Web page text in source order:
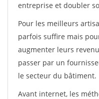
entreprise et doubler
Pour les meilleurs
parfois suffire mais
augmenter leurs
passer par un
le secteur du bâtiment.
Avant internet, les